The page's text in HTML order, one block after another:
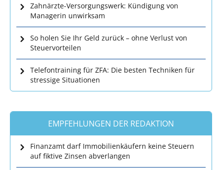
Zahnärzte-Versorgungswerk: Kündigung von
Managerin unwirksam
So holen Sie Ihr Geld zurück – ohne Verlust von
Steuervorteilen
Telefontraining für ZFA: Die besten Techniken für
stressige Situationen
EMPFEHLUNGEN DER REDAKTION
Finanzamt darf Immobilienkäufern keine Steuern
auf fiktive Zinsen abverlangen